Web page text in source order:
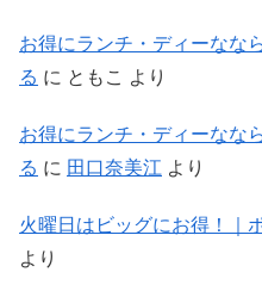
お得にランチ・ディーなな
る に ともこ より
お得にランチ・ディーなな
る に 田口奈美江 より
火曜日はビッグにお得！｜
より